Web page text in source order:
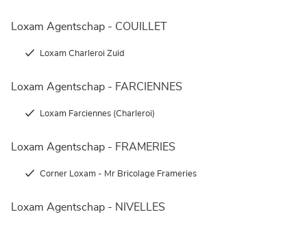
Loxam Agentschap - COUILLET
Loxam Charleroi Zuid
Loxam Agentschap - FARCIENNES
Loxam Farciennes (Charleroi)
Loxam Agentschap - FRAMERIES
Corner Loxam - Mr Bricolage Frameries
Loxam Agentschap - NIVELLES